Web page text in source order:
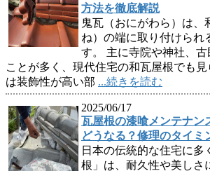
方法を徹底解説
鬼瓦（おにがわら）は、
ね）の端に取り付けられ
す。 主に寺院や神社、
ことが多く、現代住宅の和瓦屋根でも
は装飾性が高い部 ...続きを読む
2025/06/17
瓦屋根の漆喰メンテナン
どうなる？修理のタイミ
日本の伝統的な住宅に多
根」は、耐久性や美しさ